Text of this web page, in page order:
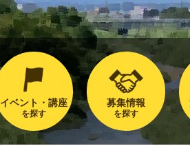
イベント・講座
を探す
募集情報
を探す